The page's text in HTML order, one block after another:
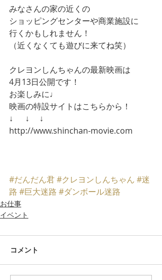
みなさんの家の近くの
ショッピングセンターや商業施設に
行くかもしれません！
（近くなくても遊びに来てね笑）
クレヨンしんちゃんの最新映画は
4月13日公開です！
お楽しみに♩
映画の特設サイトはこちらから！
↓  　↓ 　↓
http://www.shinchan-movie.com
#だんだん君#クレヨンしんちゃん #迷
路 #巨大迷路 #ダンボール迷路
お仕事
イベント
コメント